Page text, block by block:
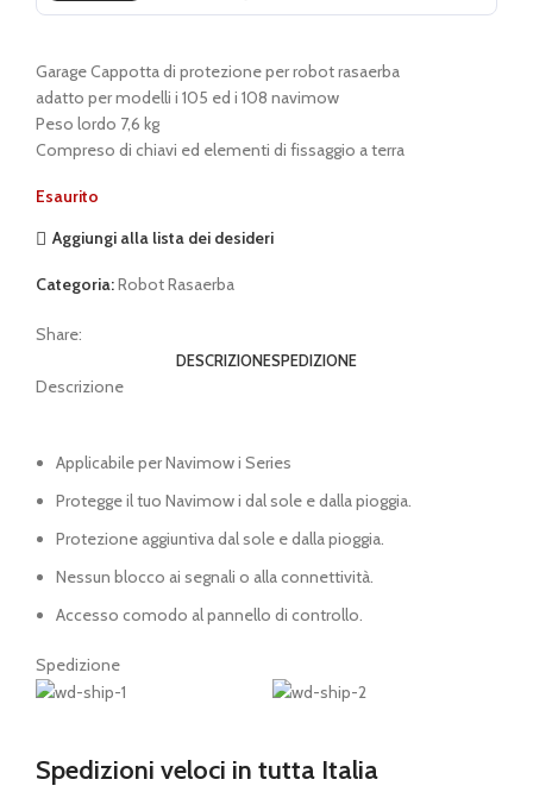
€ 189,00.€ 139,00.
Garage Cappotta di protezione per robot rasaerba
adatto per modelli i 105 ed i 108 navimow
Peso lordo 7,6 kg
Compreso di chiavi ed elementi di fissaggio a terra
Esaurito
Aggiungi alla lista dei desideri
Categoria:Robot Rasaerba
Share:
DESCRIZIONESPEDIZIONE
Descrizione
Applicabile per Navimow i Series
Protegge il tuo Navimow i dal sole e dalla pioggia.
Protezione aggiuntiva dal sole e dalla pioggia.
Nessun blocco ai segnali o alla connettività.
Accesso comodo al pannello di controllo.
Spedizione
Spedizioni veloci in tutta Italia